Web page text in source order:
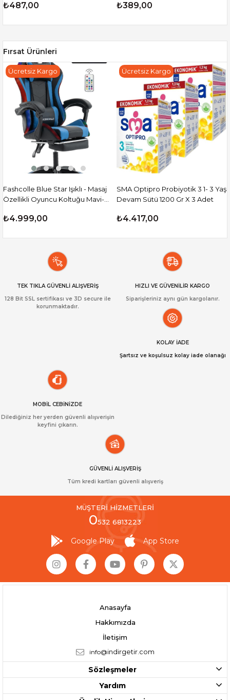
₺487,00 ₺389,00
Fırsat Ürünleri
Fashcolle Blue Star Işıklı - Masaj
Özellikli Oyuncu Koltuğu Mavi-
₺4.999,00
Ücretsiz Kargo
SMA Optipro Probiyotik 3 1- 3 Yaş
Devam Sütü 1200 Gr X 3 Adet
₺4.417,00
Ücretsiz Kargo
TEK TIKLA GÜVENLİ ALIŞVERİŞ
128 Bit SSL sertifikası ve 3D secure ile
korunmaktadır.
HIZLI VE GÜVENİLİR KARGO
Siparişleriniz aynı gün kargolanır.
KOLAY İADE
Şartsız ve koşulsuz kolay iade olanağı
MOBİL CEBİNİZDE
Dilediğiniz her yerden güvenli alışverişin
keyfini çıkarın.
GÜVENLİ ALIŞVERİŞ
Tüm kredi kartları güvenli alışveriş
MÜŞTERİ HİZMETLERİ
0532 6813223
Google Play App Store
Anasayfa
Hakkımızda
İletişim
info@indirgetir.com
Sözleşmeler
Yardım